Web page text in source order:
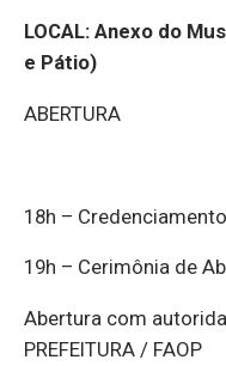
LOCAL: Anexo do
e Pátio)
ABERTURA
18h – Credenciamento
19h – Cerimônia de
Abertura com
PREFEITURA / FAOP